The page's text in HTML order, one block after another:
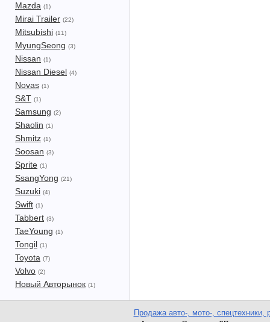
Mazda (1)
Mirai Trailer (22)
Mitsubishi (11)
MyungSeong (3)
Nissan (1)
Nissan Diesel (4)
Novas (1)
S&T (1)
Samsung (2)
Shaolin (1)
Shmitz (1)
Soosan (3)
Sprite (1)
SsangYong (21)
Suzuki (4)
Swift (1)
Tabbert (3)
TaeYoung (1)
Tongil (1)
Toyota (7)
Volvo (2)
Новый Авторынок (1)
Продажа авто-, мото-, спецтехники,